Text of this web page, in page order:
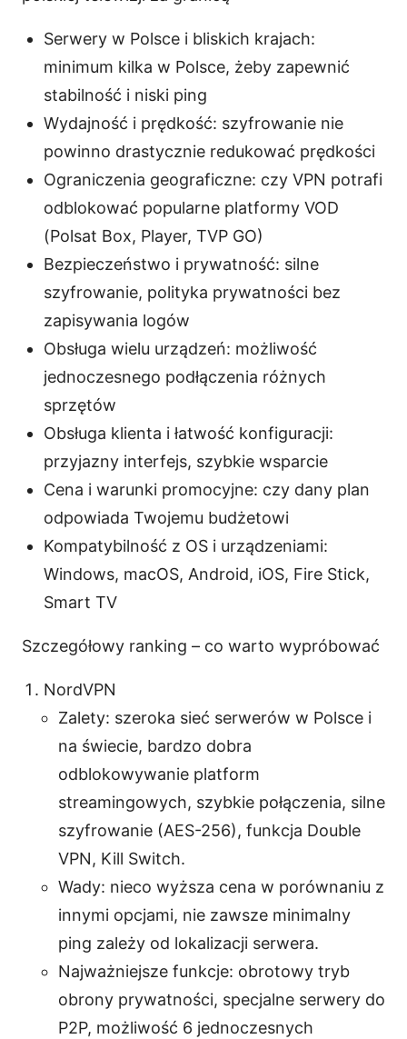
Serwery w Polsce i bliskich krajach:
minimum kilka w Polsce, żeby zapewnić
stabilność i niski ping
Wydajność i prędkość: szyfrowanie nie
powinno drastycznie redukować prędkości
Ograniczenia geograficzne: czy VPN potrafi
odblokować popularne platformy VOD
(Polsat Box, Player, TVP GO)
Bezpieczeństwo i prywatność: silne
szyfrowanie, polityka prywatności bez
zapisywania logów
Obsługa wielu urządzeń: możliwość
jednoczesnego podłączenia różnych
sprzętów
Obsługa klienta i łatwość konfiguracji:
przyjazny interfejs, szybkie wsparcie
Cena i warunki promocyjne: czy dany plan
odpowiada Twojemu budżetowi
Kompatybilność z OS i urządzeniami:
Windows, macOS, Android, iOS, Fire Stick,
Smart TV
Szczegółowy ranking – co warto wypróbować
NordVPN
Zalety: szeroka sieć serwerów w Polsce i
na świecie, bardzo dobra
odblokowywanie platform
streamingowych, szybkie połączenia, silne
szyfrowanie (AES-256), funkcja Double
VPN, Kill Switch.
Wady: nieco wyższa cena w porównaniu z
innymi opcjami, nie zawsze minimalny
ping zależy od lokalizacji serwera.
Najważniejsze funkcje: obrotowy tryb
obrony prywatności, specjalne serwery do
P2P, możliwość 6 jednoczesnych